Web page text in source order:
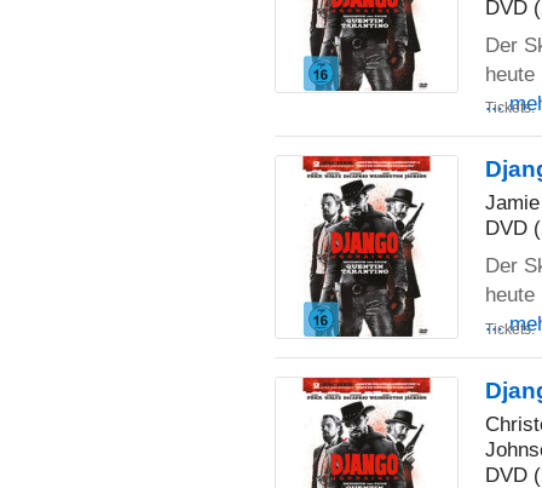
DVD
Der
heute
...
Tickets:
DVD
Der
heute
...
Tickets:
DVD